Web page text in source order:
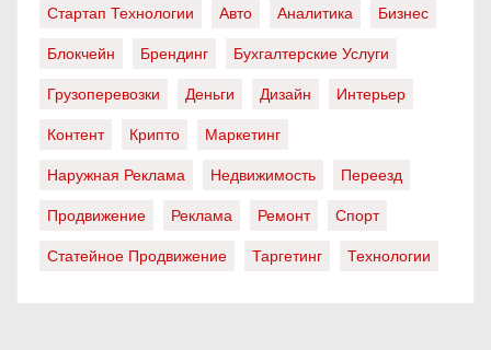
Стартап Технологии
Авто Аналитика
Бизнес
Блокчейн
Брендинг
Бухгалтерские Услуги
Грузоперевозки
Деньги Дизайн
Интерьер
Контент
Крипто
Маркетинг
Наружная Реклама
Недвижимость
Переезд
Продвижение
Реклама Ремонт
Спорт
Статейное Продвижение
Таргетинг Технологии